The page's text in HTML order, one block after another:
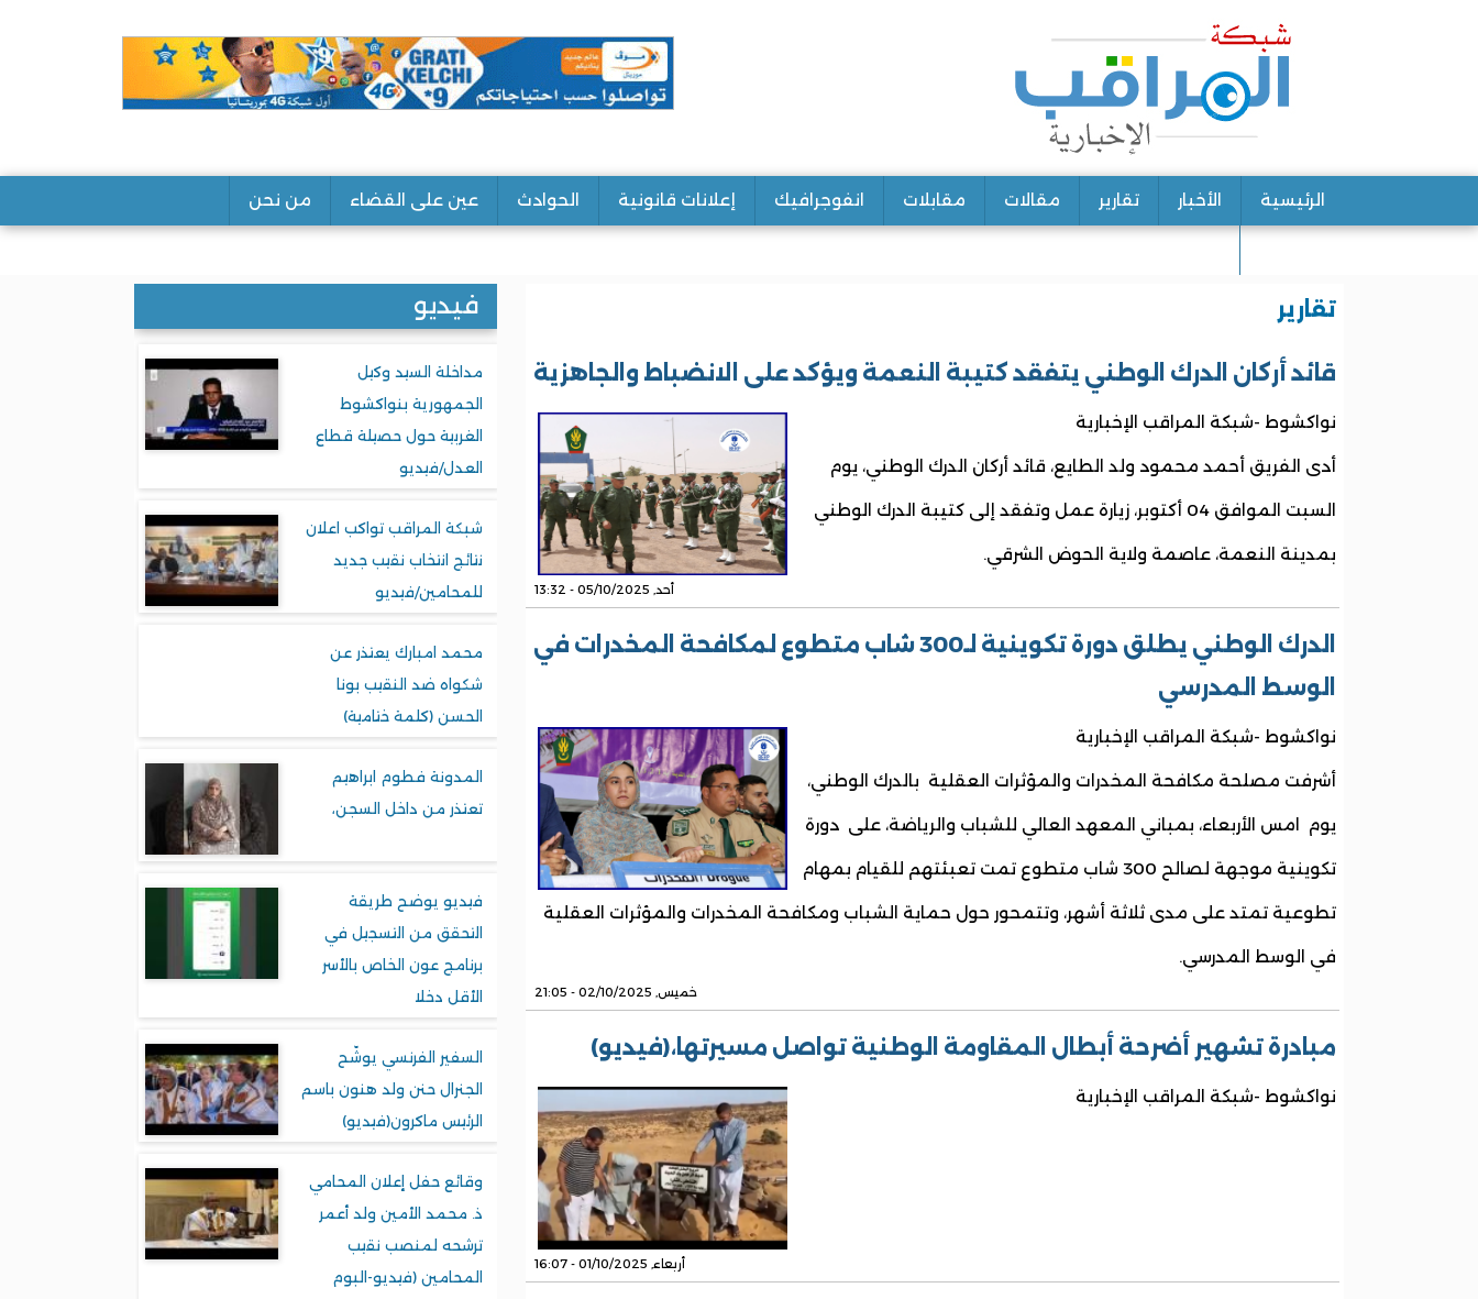
الرئيسية الأخبار تقارير مقالات مقابلات انفوجرافيك إعلانات قانونية الحوادث عين على القضاء من نحن
تقارير
قائد أركان الدرك الوطني يتفقد كتيبة النعمة ويؤكد على الانضباط والجاهزية
نواكشوط -شبكة المراقب الإخبارية
أدى الفريق أحمد محمود ولد الطايع، قائد أركان الدرك الوطني، يوم
السبت الموافق 04 أكتوبر، زيارة عمل وتفقد إلى كتيبة الدرك الوطني
بمدينة النعمة، عاصمة ولاية الحوض الشرقي.
أحد, 05/10/2025 - 13:32
الدرك الوطني يطلق دورة تكوينية لـ300 شاب متطوع لمكافحة المخدرات في
الوسط المدرسي
نواكشوط -شبكة المراقب الإخبارية
أشرفت مصلحة مكافحة المخدرات والمؤثرات العقلية بالدرك الوطني،
يوم امس الأربعاء، بمباني المعهد العالي للشباب والرياضة، على دورة
تكوينية موجهة لصالح 300 شاب متطوع تمت تعبئتهم للقيام بمهام
تطوعية تمتد على مدى ثلاثة أشهر، وتتمحور حول حماية الشباب ومكافحة المخدرات والمؤثرات العقلية
في الوسط المدرسي.
خميس, 02/10/2025 - 21:05
مبادرة تشهير أضرحة أبطال المقاومة الوطنية تواصل مسيرتها،(فيديو)
نواكشوط -شبكة المراقب الإخبارية
أربعاء, 01/10/2025 - 16:07
فيديو
مداخلة السيد وكيل
الجمهورية بنواكشوط
الغربية حول حصيلة قطاع
العدل/فيديو
شبكة المراقب تواكب اعلان
نتائج انتخاب نقيب جديد
للمحامين/فيديو
محمد امبارك يعتذر عن
شكواه ضد النقيب بونا
الحسن (كلمة ختامية)
المدونة فطوم ابراهيم
تعتذر من داخل السجن،
فيديو يوضح طريقة
التحقق من التسجيل في
برنامج عون الخاص بالأسر
الأقل دخلا
السفير الفرنسي يوشّح
الجنرال حنن ولد هنون باسم
الرئيس ماكرون(فيديو)
وقائع حفل إعلان المحامي
ذ. محمد الأمين ولد أعمر
ترشحه لمنصب نقيب
المحامين (فيديو-البوم